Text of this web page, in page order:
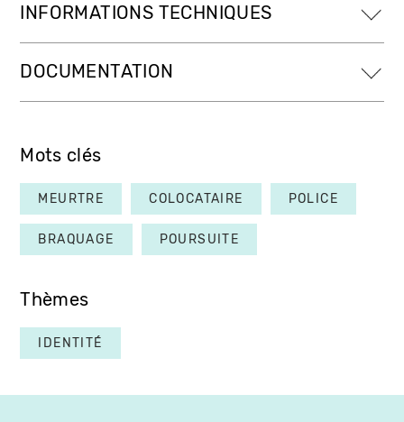
INFORMATIONS TECHNIQUES
DOCUMENTATION
Mots clés
MEURTRE COLOCATAIRE POLICE
BRAQUAGE POURSUITE
Thèmes
IDENTITÉ